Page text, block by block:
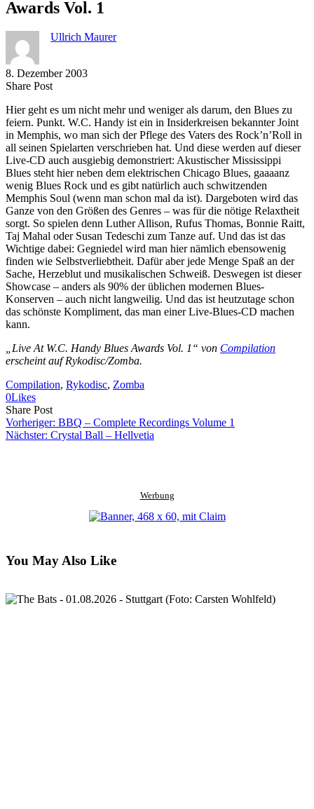
Awards Vol. 1
Ullrich Maurer
8. Dezember 2003
Share PostShare
Facebook
Copy
to
clipboard
Send
via
eMail
Hier geht es um nicht mehr und weniger als darum, den Blues zu
feiern. Punkt. W.C. Handy ist ein in Insiderkreisen bekannter Joint
in Memphis, wo man sich der Pflege des Vaters des Rock’n’Roll in
all seinen Spielarten verschrieben hat. Und diese werden auf dieser
Live-CD auch ausgiebig demonstriert: Akustischer Mississippi
Blues steht hier neben dem elektrischen Chicago Blues, gaaaanz
wenig Blues Rock und es gibt natürlich auch schwitzenden
Memphis Soul (wenn man schon mal da ist). Dargeboten wird das
Ganze von den Größen des Genres – was für die nötige Relaxtheit
sorgt. So spielen denn Luther Allison, Rufus Thomas, Bonnie Raitt,
Taj Mahal oder Susan Tedeschi zum Tanze auf. Und das ist das
Wichtige dabei: Gegniedel wird man hier nämlich ebensowenig
finden wie Selbstverliebtheit. Dafür aber jede Menge Spaß an der
Sache, Herzeblut und musikalischen Schweiß. Deswegen ist dieser
Showcase – anders als 90% der üblichen modernen Blues-
Konserven – auch nicht langweilig. Und das ist heutzutage schon
das schönste Kompliment, das man einer Live-Blues-CD machen
kann.
„Live At W.C. Handy Blues Awards Vol. 1“ von Compilation
erscheint auf Rykodisc/Zomba.
Compilation, Rykodisc, Zomba
0Likes
Share PostShare
on
Facebook
Copy
URL
to
Send
Link
via
Vorheriger: BBQ – Complete Recordings Volume 1
Nächster: Crystal Ball – Hellvetia
Werbung
You May Also Like